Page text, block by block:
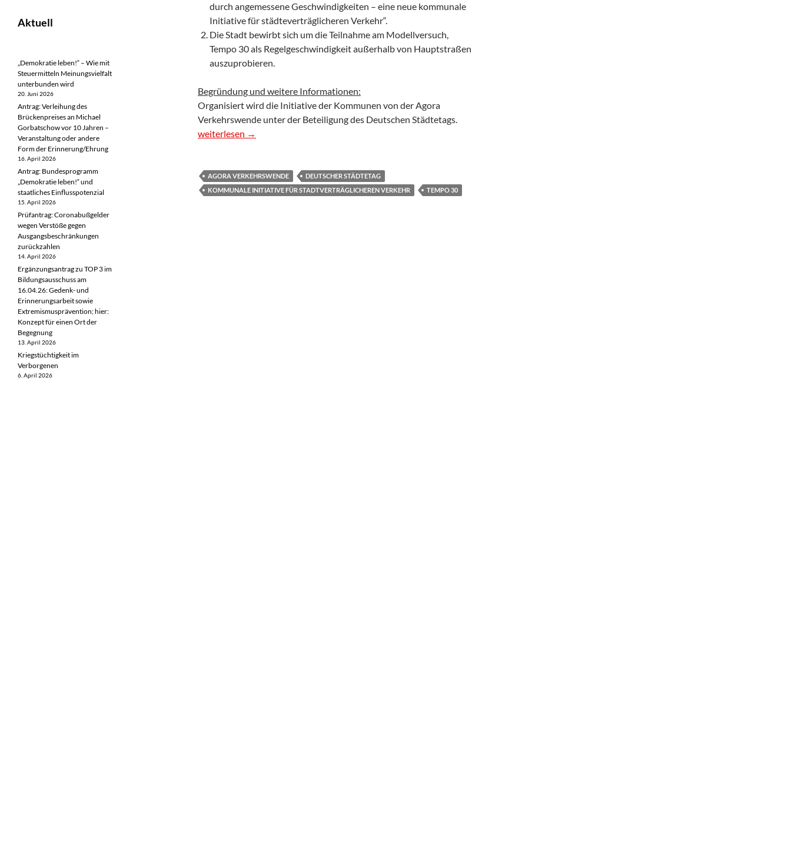
durch angemessene Geschwindigkeiten – eine neue kommunale
Initiative für städteverträglicheren Verkehr“.
Die Stadt bewirbt sich um die Teilnahme am Modellversuch,
Tempo 30 als Regelgeschwindigkeit außerhalb von Hauptstraßen
auszuprobieren.
Begründung und weitere Informationen:
Organisiert wird die Initiative der Kommunen von der Agora
Verkehrswende unter der Beteiligung des Deutschen Städtetags.
Antrag: Lebenswerte Städte durch angemessene Geschwindigkeiten – eine neue kommunale Initiative für stadtverträglicheren Verkehr
weiterlesen →
AGORA VERKEHRSWENDE
DEUTSCHER STÄDTETAG
KOMMUNALE INITIATIVE FÜR STADTVERTRÄGLICHEREN VERKEHR
TEMPO 30
Aktuell
„Demokratie leben!“ – Wie mit
Steuermitteln Meinungsvielfalt
unterbunden wird
20. Juni 2026
Antrag: Verleihung des
Brückenpreises an Michael
Gorbatschow vor 10 Jahren –
Veranstaltung oder andere
Form der Erinnerung/Ehrung
16. April 2026
Antrag: Bundesprogramm
„Demokratie leben!“ und
staatliches Einflusspotenzial
15. April 2026
Prüfantrag: Coronabußgelder
wegen Verstöße gegen
Ausgangsbeschränkungen
zurückzahlen
14. April 2026
Ergänzungsantrag zu TOP 3 im
Bildungsausschuss am
16.04.26: Gedenk- und
Erinnerungsarbeit sowie
Extremismusprävention; hier:
Konzept für einen Ort der
Begegnung
13. April 2026
Kriegstüchtigkeit im
Verborgenen
6. April 2026